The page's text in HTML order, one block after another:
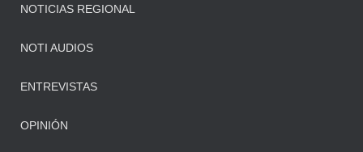
NOTICIAS REGIONAL
NOTI AUDIOS
ENTREVISTAS
OPINIÓN